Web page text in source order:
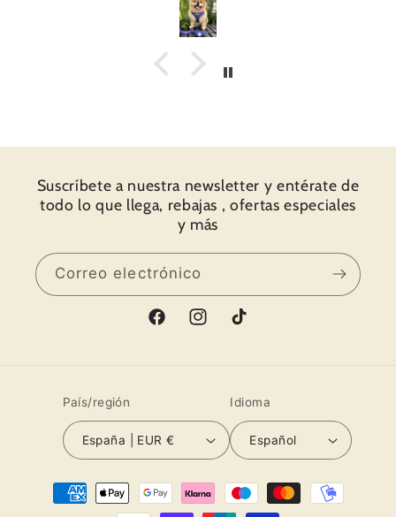
pequeños detalles. Al abrir, una tarjeta y por
detrás un mensaje escrito a mano, que
ilusión, de verdad, se habían tornado la
molestia de escribir a mano y personalizarlo.
conjunto. Recibí el paquete súper súper
descubrir todos los detalles y todo el amor
que ponen en su trabajo. Os muestro fotos.
Muchas gracias por todo y hasta pronto.
Suscríbete a nuestra newsletter y entérate de
todo lo que llega, rebajas , ofertas especiales
y más
Correo electrónico
FacebookInstagramTikTok
País/región
España | EUR €
Idioma
Español
Formas